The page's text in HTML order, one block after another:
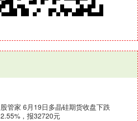
股管家 6月19日多晶硅期货收盘下跌
2.55%，报32720元